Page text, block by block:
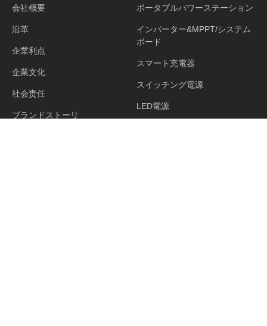
会社概要
沿革
企業利点
企業文化
社会责任
ブランドストーリ
ポータブルパワーステーション
インバーター&MPPT/システム
ボード
スマート充電器
スイッチング電源
LED電源